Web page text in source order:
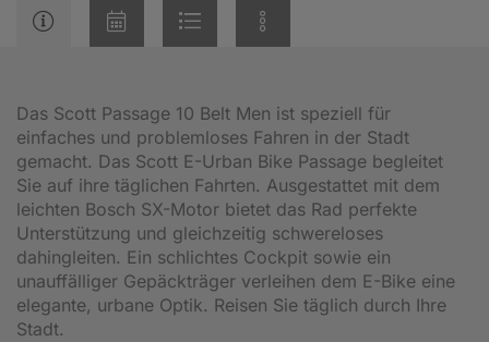
Das Scott Passage 10 Belt Men ist speziell für
einfaches und problemloses Fahren in der Stadt
gemacht. Das Scott E-Urban Bike Passage begleitet
Sie auf ihre täglichen Fahrten. Ausgestattet mit dem
leichten Bosch SX-Motor bietet das Rad perfekte
Unterstützung und gleichzeitig schwereloses
dahingleiten. Ein schlichtes Cockpit sowie ein
unauffälliger Gepäckträger verleihen dem E-Bike eine
elegante, urbane Optik. Reisen Sie täglich durch Ihre
Stadt.